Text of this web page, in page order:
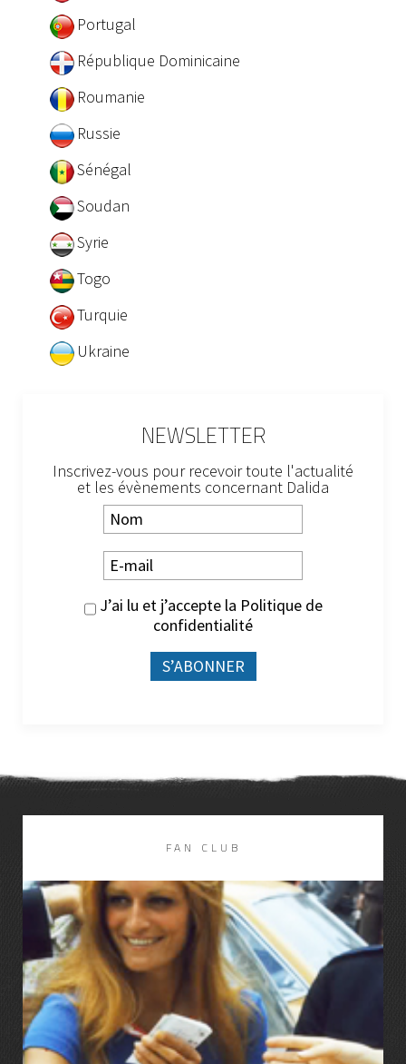
Portugal
République Dominicaine
Roumanie
Russie
Sénégal
Soudan
Syrie
Togo
Turquie
Ukraine
NEWSLETTER
Inscrivez-vous pour recevoir toute l'actualité
et les évènements concernant Dalida
J’ai lu et j’accepte la Politique de
confidentialité
FAN CLUB
LIRE LA SUITE